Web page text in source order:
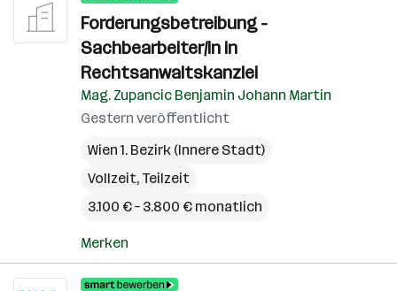
Forderungsbetreibung -
Sachbearbeiter/in in
Rechtsanwaltskanzlei
Mag. Zupancic Benjamin Johann Martin
Gestern veröffentlicht
Wien 1. Bezirk (Innere Stadt)
Vollzeit, Teilzeit
3.100 € – 3.800 € monatlich
Merken